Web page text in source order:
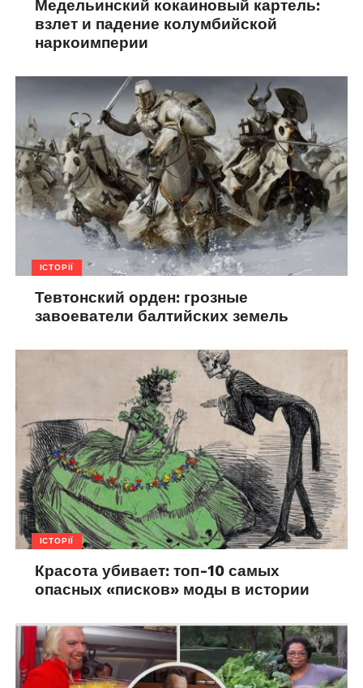
Медельинский кокаиновый картель:
взлет и падение колумбийской
наркоимперии
ІСТОРІЇ
Тевтонский орден: грозные
завоеватели балтийских земель
ІСТОРІЇ
Красота убивает: топ-10 самых
опасных «писков» моды в истории